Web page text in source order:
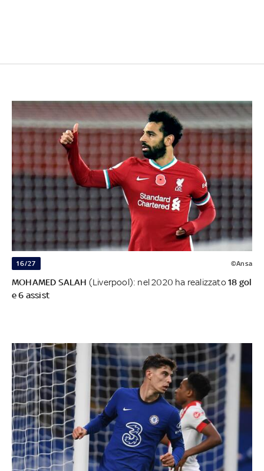
16/27 ©Ansa
MOHAMED SALAH (Liverpool): nel 2020 ha realizzato18 gol
e 6 assist